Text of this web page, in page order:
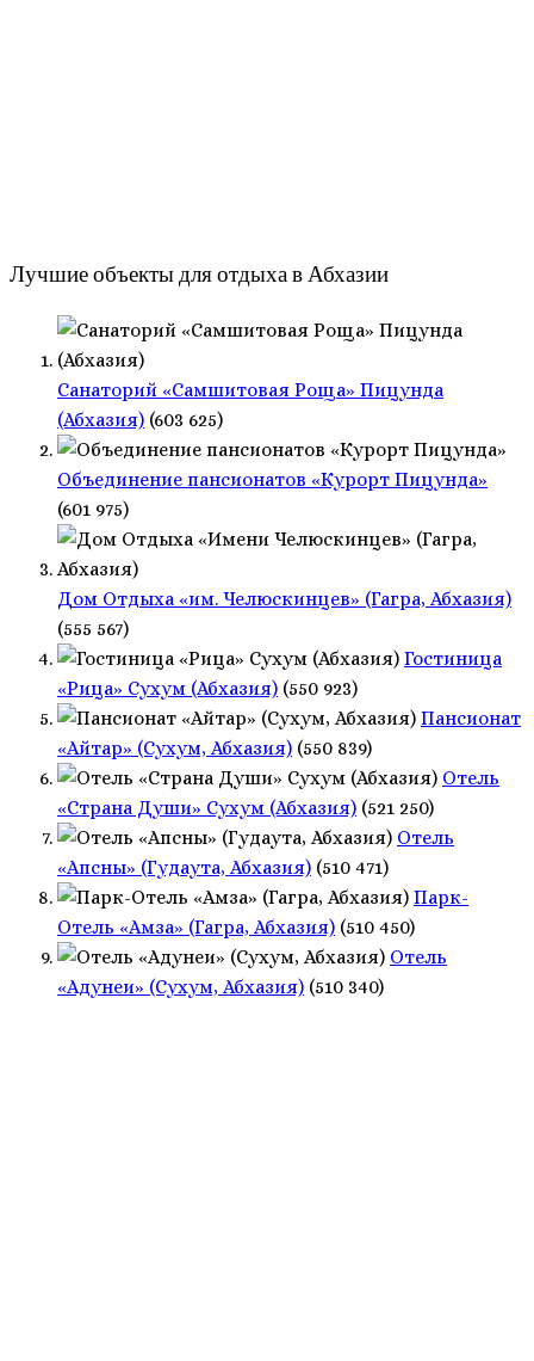
Лучшие объекты для отдыха в Абхазии
Санаторий «Самшитовая Роща» Пицунда
(Абхазия) (603 625)
Объединение пансионатов «Курорт Пицунда»
(601 975)
Дом Отдыха «им. Челюскинцев» (Гагра, Абхазия)
(555 567)
Гостиница
«Рица» Сухум (Абхазия) (550 923)
Пансионат
«Айтар» (Сухум, Абхазия) (550 839)
Отель
«Страна Души» Сухум (Абхазия) (521 250)
Отель
«Апсны» (Гудаута, Абхазия) (510 471)
Парк-
Отель «Амза» (Гагра, Абхазия) (510 450)
Отель
«Адунеи» (Сухум, Абхазия) (510 340)